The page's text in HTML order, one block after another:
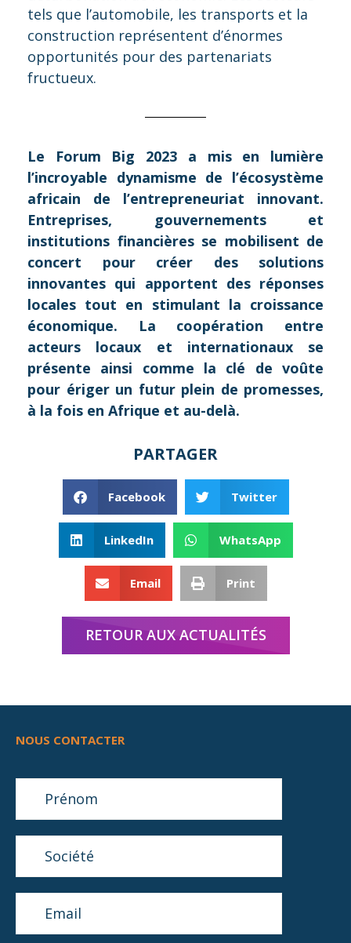
tels que l’automobile, les transports et la
construction représentent d’énormes
opportunités pour des partenariats
fructueux.
Le Forum Big 2023 a mis en lumière
l’incroyable dynamisme de l’écosystème
africain de l’entrepreneuriat innovant.
Entreprises, gouvernements et
institutions financières se mobilisent de
concert pour créer des solutions
innovantes qui apportent des réponses
locales tout en stimulant la croissance
économique. La coopération entre
acteurs locaux et internationaux se
présente ainsi comme la clé de voûte
pour ériger un futur plein de promesses,
à la fois en Afrique et au-delà.
PARTAGER
Facebook Twitter
LinkedIn WhatsApp
Email Print
RETOUR AUX ACTUALITÉS
NOUS CONTACTER